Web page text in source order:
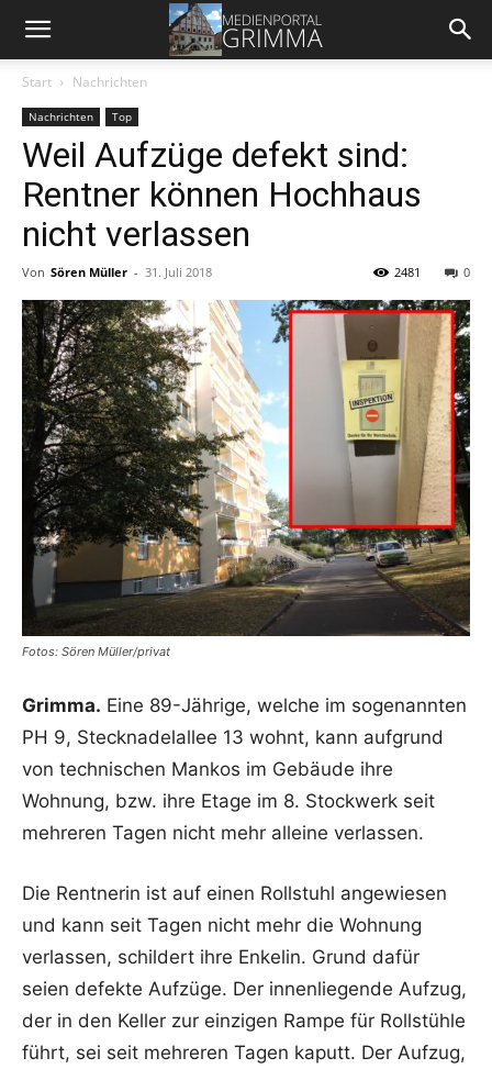
Start Nachrichten
Nachrichten Top
Weil Aufzüge defekt sind:
Rentner können Hochhaus
nicht verlassen
Von Sören Müller - 31. Juli 2018 0
2481
Fotos: Sören Müller/privat
Grimma. Eine 89-Jährige, welche im sogenannten
PH 9, Stecknadelallee 13 wohnt, kann aufgrund
von technischen Mankos im Gebäude ihre
Wohnung, bzw. ihre Etage im 8. Stockwerk seit
mehreren Tagen nicht mehr alleine verlassen.
Die Rentnerin ist auf einen Rollstuhl angewiesen
und kann seit Tagen nicht mehr die Wohnung
verlassen, schildert ihre Enkelin. Grund dafür
seien defekte Aufzüge. Der innenliegende Aufzug,
der in den Keller zur einzigen Rampe für Rollstühle
führt, sei seit mehreren Tagen kaputt. Der Aufzug,